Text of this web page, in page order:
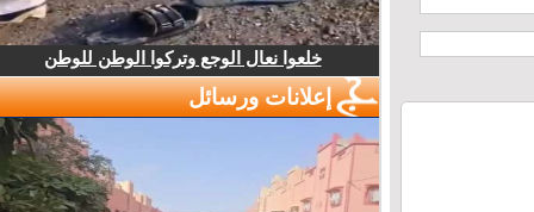
خلعوا نعال الوجع وتركوا الوطن للوطن
إعلانات ورسائل